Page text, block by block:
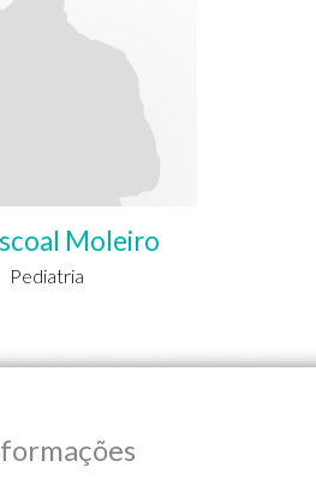
Moleiro
Pediatria